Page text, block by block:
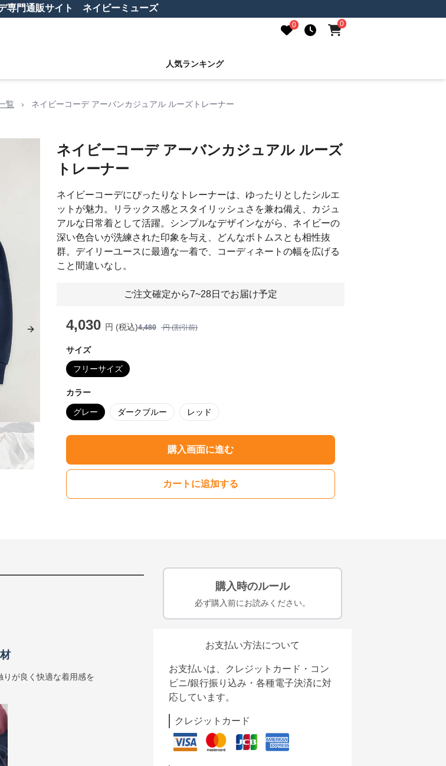
専門通販サイト ネイビーミューズ
0 0
人気ランキング
覧 › ネイビーコーデ アーバンカジュアル ルーズトレーナー
Next slide
ネイビーコーデ アーバンカジュアル ルーズ
トレーナー
ネイビーコーデにぴったりなトレーナーは、ゆったりとしたシルエ
ットが魅力。リラックス感とスタイリッシュさを兼ね備え、カジュ
アルな日常着として活躍。シンプルなデザインながら、ネイビーの
深い色合いが洗練された印象を与え、どんなボトムスとも相性抜
群。デイリーユースに最適な一着で、コーディネートの幅を広げる
こと間違いなし。
ご注文確定から7~28日でお届け予定
4,030 円 (税込)4,480 円 (割引前)
サイズ
フリーサイズ
カラー
グレー ダークブルー レッド
購入画面に進む
カートに追加する
が良く快適な着用感を
購入時のルール
必ず購入前にお読みください。
お支払い方法について
お支払いは、クレジットカード・コン
ビニ/銀行振り込み・各種電子決済に対
応しています。
クレジットカード